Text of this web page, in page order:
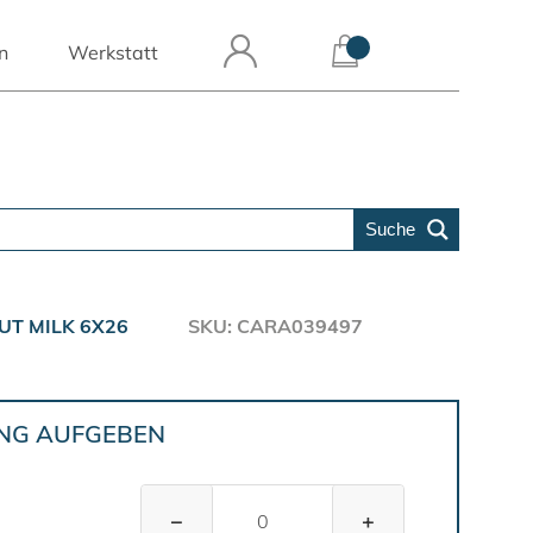
Werkstatt
Suche
MILK 6X26
SKU: CARA039497
AUFGEBEN
− +